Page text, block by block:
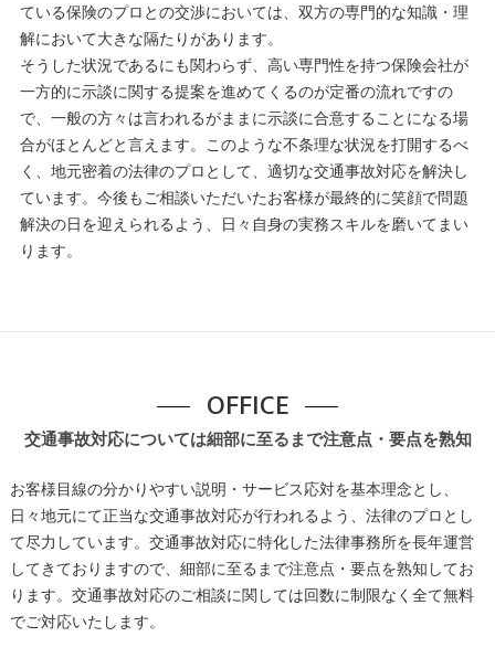
ている保険のプロとの交渉においては、双方の専門的な知識・理
解において大きな隔たりがあります。
そうした状況であるにも関わらず、高い専門性を持つ保険会社が
一方的に示談に関する提案を進めてくるのが定番の流れですの
で、一般の方々は言われるがままに示談に合意することになる場
合がほとんどと言えます。このような不条理な状況を打開するべ
く、地元密着の法律のプロとして、適切な交通事故対応を解決し
ています。今後もご相談いただいたお客様が最終的に笑顔で問題
解決の日を迎えられるよう、日々自身の実務スキルを磨いてまい
ります。
交通事故対応については細部に至るまで注意点・要点を熟知
OFFICE
お客様目線の分かりやすい説明・サービス応対を基本理念とし、
日々地元にて正当な交通事故対応が行われるよう、法律のプロとし
て尽力しています。交通事故対応に特化した法律事務所を長年運営
してきておりますので、細部に至るまで注意点・要点を熟知してお
ります。交通事故対応のご相談に関しては回数に制限なく全て無料
でご対応いたします。